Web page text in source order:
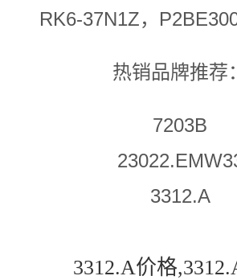
RK6-37N1Z，
热销品牌推荐：
7203B
3312.A
3312.A价格